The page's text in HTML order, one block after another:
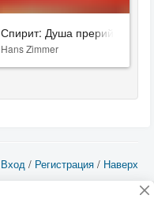
Спирит: Душа прерий
Hans Zimmer
Вход / Регистрация / Наверх